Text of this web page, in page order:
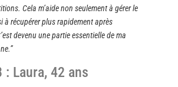
Cela m’aide non seulement à gérer le
à récupérer plus rapidement après
devenu une partie essentielle de ma
: Laura, 42 ans